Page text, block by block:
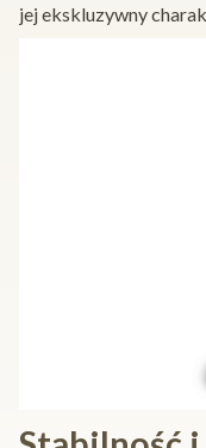
jej ekskluzywny